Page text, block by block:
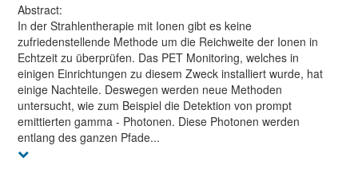
Abstract:
In der Strahlentherapie mit Ionen gibt es keine
zufriedenstellende Methode um die Reichweite der Ionen in
Echtzeit zu überprüfen. Das PET Monitoring, welches in
einigen Einrichtungen zu diesem Zweck installiert wurde, hat
einige Nachteile. Deswegen werden neue Methoden
untersucht, wie zum Beispiel die Detektion von prompt
emittierten gamma - Photonen. Diese Photonen werden
entlang des ganzen Pfade...